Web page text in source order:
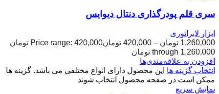
سری قلم پودرگذاری دنتال دیوایس
ابزار لابراتوری
1,260,000 تومان –
420,000 تومان
Price range: 420,000 تومان
through 1,260,000 تومان
افزودن به علاقه‌مندی‌ها
انتخاب گزینه ها این محصول دارای انواع مختلفی می باشد. گزینه ها
ممکن است در صفحه محصول انتخاب شوند
نمایش سریع